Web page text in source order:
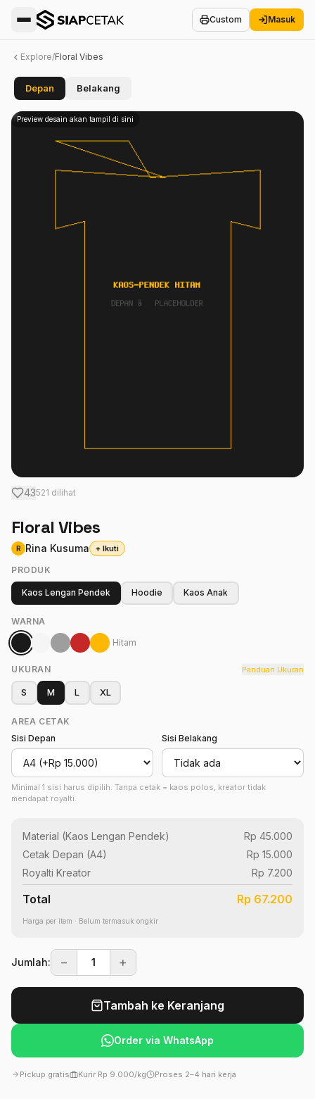
Custom Masuk
Home
Explore/Floral Vibes
Depan Belakang
Preview desain akan tampil di sini
43521 dilihat
Floral Vibes
R Rina Kusuma + Ikuti
PRODUK
Kaos Lengan Pendek Hoodie Kaos Anak
WARNA
Hitam
UKURAN Panduan Ukuran
S M L XL
AREA CETAK
Sisi Depan
Sisi Belakang
Minimal 1 sisi harus dipilih. Tanpa cetak = kaos polos, kreator tidak
mendapat royalti.
Material (Kaos Lengan Pendek)
Rp 45.000
Cetak Depan (A4)
Rp 15.000
Royalti Kreator
Rp 7.200
Total Rp 67.200
Harga per item · Belum termasuk ongkir
Jumlah: − +
Tambah ke Keranjang
Order via WhatsApp
Pickup gratis Kurir Rp 9.000/kg Proses 2–4 hari kerja